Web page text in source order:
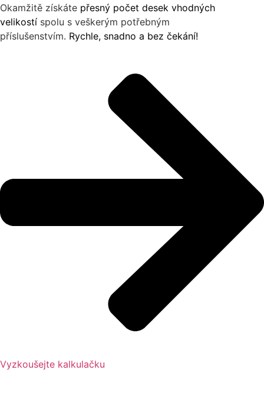
Okamžitě získáte přesný počet desek vhodných
velikostí spolu s veškerým potřebným
příslušenstvím. Rychle, snadno a bez čekání!
Vyzkoušejte kalkulačku